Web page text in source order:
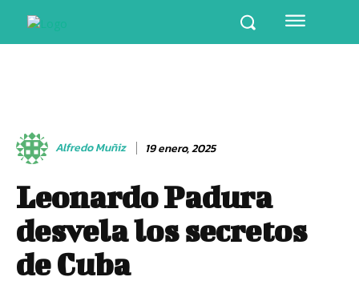
Alfredo Muñiz 19 enero, 2025
Leonardo Padura
desvela los secretos
de Cuba